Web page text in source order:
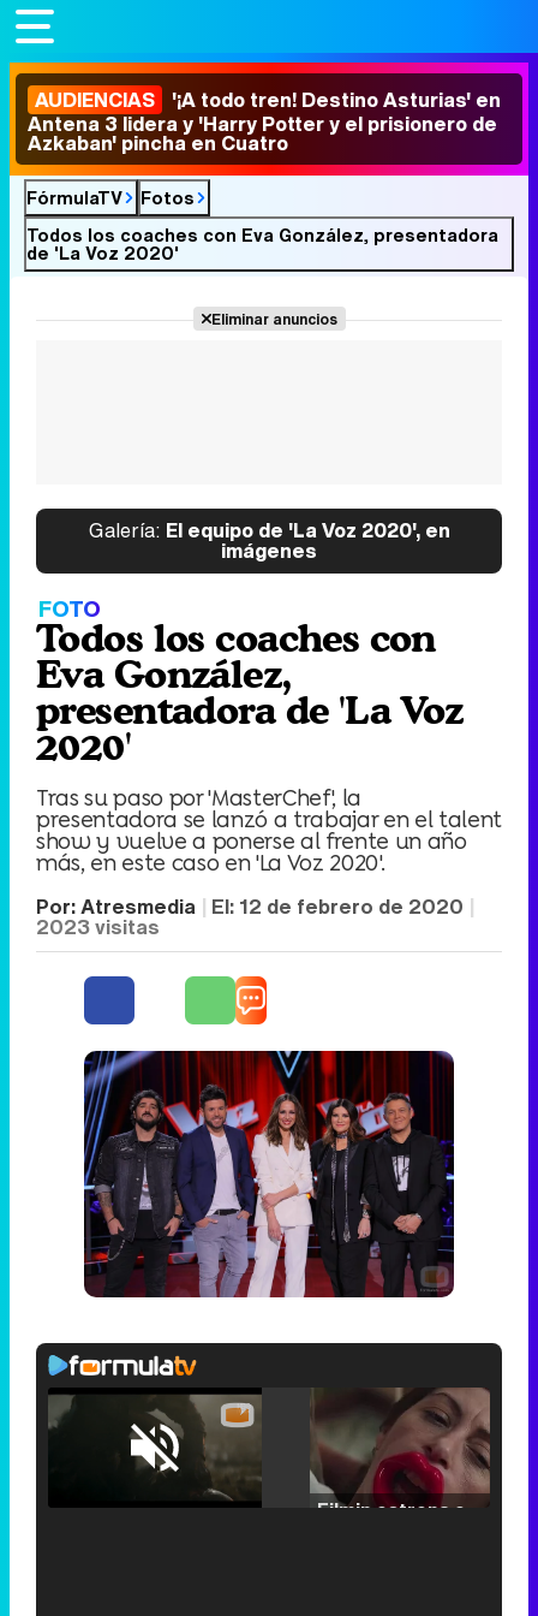
AUDIENCIAS '¡A todo tren! Destino Asturias' en
Antena 3 lidera y 'Harry Potter y el prisionero de
Azkaban' pincha en Cuatro
FórmulaTV
Fotos
Todos los coaches con Eva González, presentadora
de 'La Voz 2020'
Eliminar anuncios
Galería: El equipo de 'La Voz 2020', en
imágenes
FOTO
Todos los coaches con
Eva González,
presentadora de 'La Voz
2020'
Tras su paso por 'MasterChef', la
presentadora se lanzó a trabajar en el talent
show y vuelve a ponerse al frente un año
más, en este caso en 'La Voz 2020'.
Por:Atresmedia El: 12 de febrero de 2020
2023visitas
Unmute /